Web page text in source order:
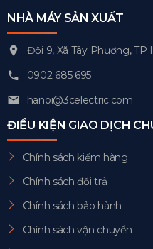
NHÀ MÁY SẢN XUẤT
Đội 9, Xã Tây Phương, TP
0902 685 695
hanoi@3celectric.com
ĐIỀU KIỆN GIAO DỊCH
Chính sách kiểm hàng
Chính sách đổi trả
Chính sách bảo hành
Chính sách vận chuyển